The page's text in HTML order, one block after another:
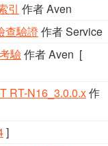
引 作者 Aven
查驗證 作者 Service
驗作者 Aven [
RT-N16_3.0.0.x作
]